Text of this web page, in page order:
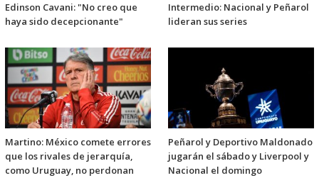
Edinson Cavani: "No creo que
haya sido decepcionante"
Intermedio: Nacional y Peñarol
lideran sus series
Martino: México comete errores
que los rivales de jerarquía,
como Uruguay, no perdonan
Peñarol y Deportivo Maldonado
jugarán el sábado y Liverpool y
Nacional el domingo